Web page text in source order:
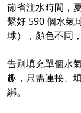
節省注水時間，
繫好 590 個水氣
球），顏色不同
告別填充單個水
趣，只需連接、
綁。​